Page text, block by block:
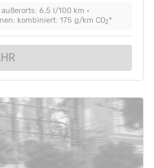
6,5 l/100 km •
kombiniert: 175 g/km CO2*